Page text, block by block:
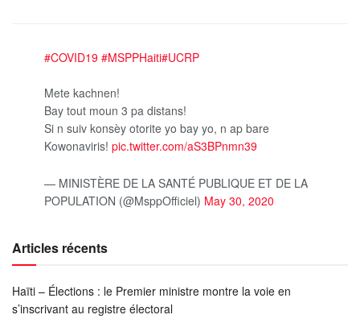
#COVID19 #MSPPHaiti#UCRP
Mete kachnen!
Bay tout moun 3 pa distans!
Si n suiv konsèy otorite yo bay yo, n ap bare
Kowonaviris! pic.twitter.com/aS3BPnmn39
— MINISTÈRE DE LA SANTÉ PUBLIQUE ET DE LA
POPULATION (@MsppOfficiel) May 30, 2020
Articles récents
Haïti – Élections : le Premier ministre montre la voie en
s’inscrivant au registre électoral